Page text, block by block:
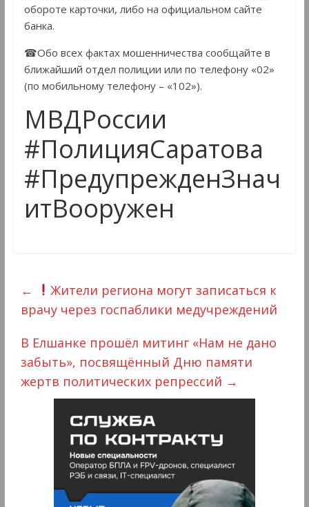
обороте карточки, либо на официальном сайте
банка.
☎Обо всех фактах мошенничества сообщайте в
ближайший отдел полиции или по телефону «02»
(по мобильному телефону – «102»).
МВДРоссии
#ПолицияСаратова
#ПредупрежденЗнач
итВооружен
←
Жители региона могут записаться к
врачу через госпаблики медучреждений
В Елшанке прошёл митинг «Нам не дано
забыть», посвящённый Дню памяти
жертв политических репрессий →